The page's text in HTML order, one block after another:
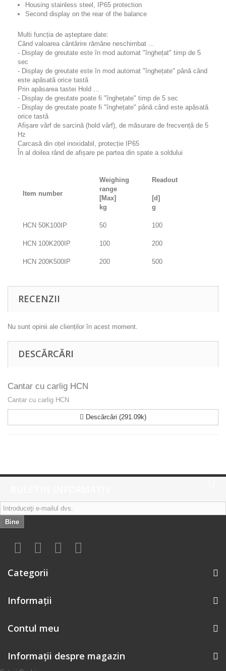
Housing stainless steel, IP65 protection
Second display on the rear of the balance
Multi funcția de așteptare date:
Când valoarea cântărire rămâne neschimbat ...
- Display de greutate este în mod automat "înghețat" timp de 5
sec
- Display de greutate este în mod automat "înghețate" până când
este apăsată orice tastă
Prin apăsarea tastei Hold ...
- Display de greutate poate fi "înghețate" timp de 5 sec
- Display de greutate poate fi "înghețate" până când este apăsată
orice tastă
Afișare vârf de sarcină (hold vârf), de măsurare de frecvență de 5
Hz
Carcasă din oțel inoxidabil, protecție IP65
În al doilea rând de afișare pe partea din spate a soldului
Item number
Weighing
range
[Max]
kg
Readout
[d]
g
HCN 50K100IP 50 100
HCN 100K200IP 100 200
HCN 200K500IP 200 500
RECENZII
Nu sunt opinii ale clienților în acest moment.
DESCĂRCĂRI
Cantar cu carlig HCN
Cantar cu carlig HCN
Descărcări (291.09k)
Bine
Categorii
Informaţii
Contul meu
Informații despre magazin